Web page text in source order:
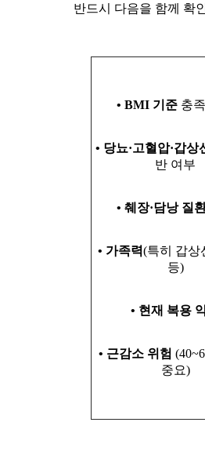
반드시 다음을 함께 확
• BMI 기준 충
• 당뇨·고혈압·갑상
반 여부
• 췌장·담낭 질
• 가족력(특히 갑상
등)
• 현재 복용
• 근감소 위험
중요)